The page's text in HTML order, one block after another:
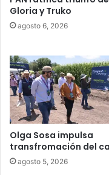
Gloria y Truko
agosto 6, 2026
Olga Sosa impulsa
transfromación del
agosto 5, 2026